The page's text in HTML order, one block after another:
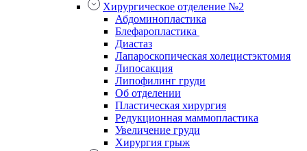
Хирургическое отделение №2
Абдоминопластика
Блефаропластика
Диастаз
Лапароскопическая холецистэктомия
Липосакция
Липофилинг груди
Об отделении
Пластическая хирургия
Редукционная маммопластика
Увеличение груди
Хирургия грыж